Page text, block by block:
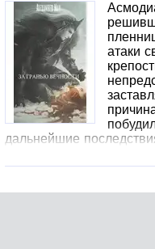
атаки
дальнейшие